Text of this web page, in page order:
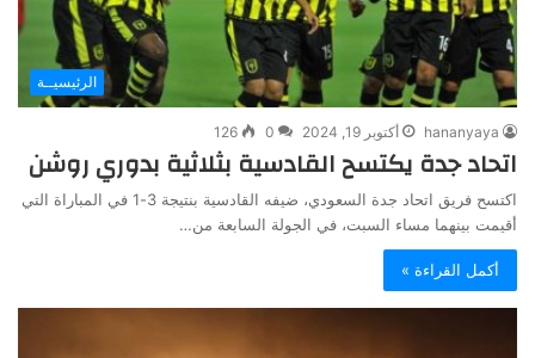
الرئيسيــة
hananyaya أكتوبر 19, 2024 0
126
اتحاد جدة يكتسح القادسية بثلاثية بدوري روشن
اكتسح فريق اتحاد جدة السعودي، ضيفه القادسية بنتيجة 3-1 في المباراة التي
أقيمت بينهما مساء السبت، في الجولة السابعة من…
أكمل القراءة »